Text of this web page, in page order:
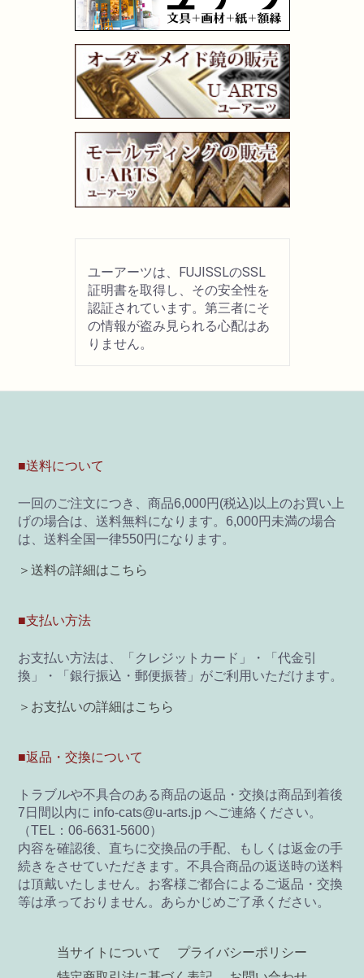
ユーアーツは、FUJISSLのSSL
証明書を取得し、その安全性を
認証されています。第三者にそ
の情報が盗み見られる心配はあ
りません。
■送料について
一回のご注文につき、商品6,000円(税込)以上のお買い上
げの場合は、送料無料になります。6,000円未満の場合
は、送料全国一律550円になります。
＞送料の詳細はこちら
■支払い方法
お支払い方法は、「クレジットカード」・「代金引
換」・「銀行振込・郵便振替」がご利用いただけます。
＞お支払いの詳細はこちら
■返品・交換について
トラブルや不具合のある商品の返品・交換は商品到着後
7日間以内に info-cats@u-arts.jp へご連絡ください。
（TEL：06-6631-5600）
内容を確認後、直ちに交換品の手配、もしくは返金の手
続きをさせていただきます。不具合商品の返送時の送料
は頂戴いたしません。お客様ご都合によるご返品・交換
等は承っておりません。あらかじめご了承ください。
当サイトについて
プライバシーポリシー
パステル
ペン・マーカー
インク
鉛筆・木炭
紙・スケッチブック
画材用具
製図用品
書籍